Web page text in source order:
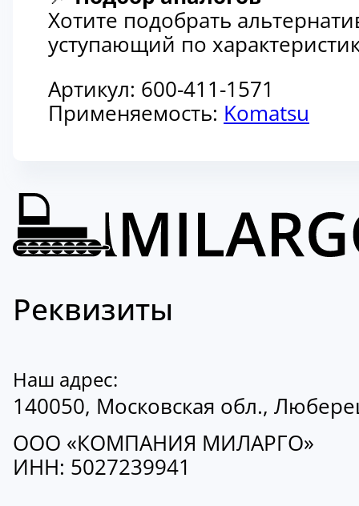
Хотите подобрать
уступающий по
Артикул: 600-411-1571
Применяемость: Komatsu
Реквизиты
Наш адрес:
140050, Московская обл.,
ООО «КОМПАНИЯ МИЛАРГО»
ИНН: 5027239941